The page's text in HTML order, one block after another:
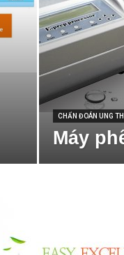
CHẨN ĐOÁN UNG
Máy